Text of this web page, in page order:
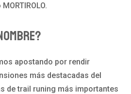
apostando por rendir
más destacadas del
de trail runing más importantes